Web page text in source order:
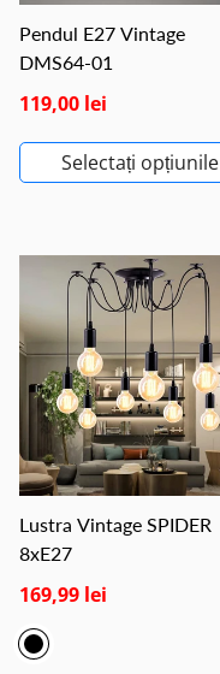
Pendul E27 Vintage
DMS64-01
119,00 lei
Selectați opțiunile
Lustra Vintage SPIDER
8xE27
169,99 lei